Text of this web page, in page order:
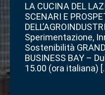
LA CUCINA DEL
SCENARI E
Sperimentazione,
Sostenibilità
BUSINESS BAY –
15.00 (ora italiana)